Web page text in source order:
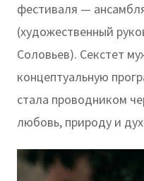
фестиваля —
(художественный
Соловьев). Секстет
концептуальную
стала проводником
любовь, природу и